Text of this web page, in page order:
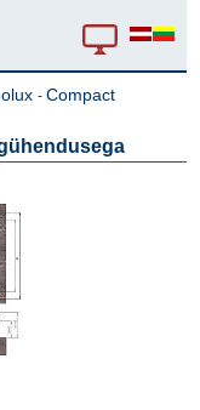
-Compact